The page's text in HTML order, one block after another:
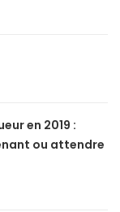
en 2019 :
ou attendre